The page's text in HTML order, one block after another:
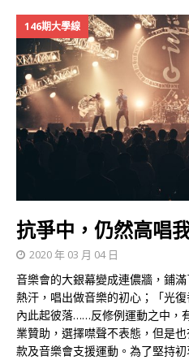
146期大學線
抗爭中，仍然高唱
2020 年 03 月 04 日
音樂會的大銀幕變成連儂牆，鋪
熱汗，唱出做音樂的初心；「光
內此起彼落……反修例運動之中，
業贊助，選擇噤聲不表態，但是
款及音樂會支援運動。為了堅持